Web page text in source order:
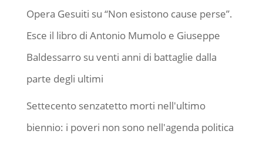
Opera Gesuiti su “Non esistono cause perse”.
Esce il libro di Antonio Mumolo e Giuseppe
Baldessarro su venti anni di battaglie dalla
parte degli ultimi
Settecento senzatetto morti nell'ultimo
biennio: i poveri non sono nell'agenda politica